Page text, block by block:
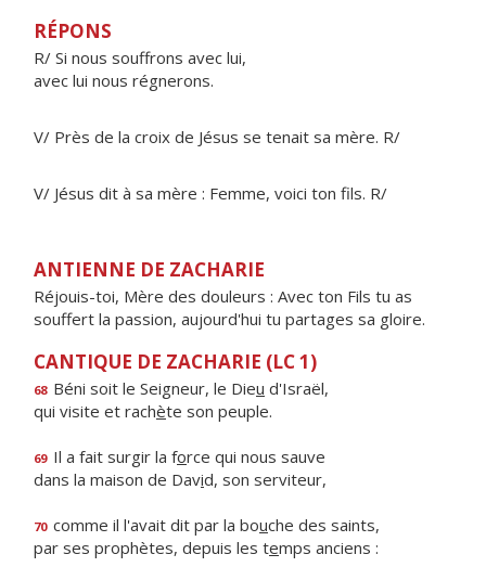
RÉPONS
R/ Si nous souffrons avec lui,
avec lui nous régnerons.
V/ Près de la croix de Jésus se tenait sa mère. R/
V/ Jésus dit à sa mère : Femme, voici ton fils. R/
ANTIENNE DE ZACHARIE
Réjouis-toi, Mère des douleurs : Avec ton Fils tu as
souffert la passion, aujourd'hui tu partages sa gloire.
CANTIQUE DE ZACHARIE (LC 1)
68 Béni soit le Seigneur, le Dieu d'Israël,
qui visite et rachète son peuple.
69 Il a fait surgir la force qui nous sauve
dans la maison de David, son serviteur,
70 comme il l'avait dit par la bouche des saints,
par ses prophètes, depuis les temps anciens :